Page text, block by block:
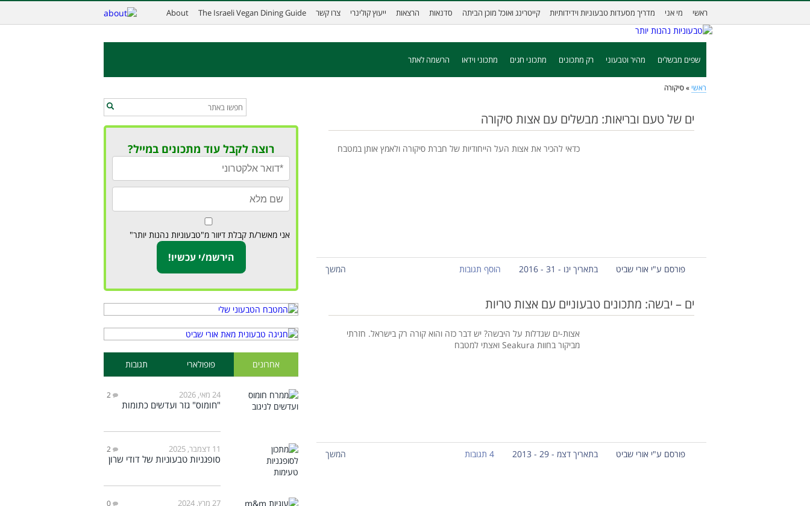
ראשי מי אני מדריך מסעדות טבעוניות וידידותיות קייטרינג ואוכל מוכן הביתה סדנאות הרצאות ייעוץ קולינרי צרו קשר The Israeli Vegan Dining Guide
About
שפים מבשלים מהיר וטבעוני רק מתכונים מתכוני חגים מתכוני וידאו הרשמה לאתר
ראשי » סיקורה
ים של טעם ובריאות: מבשלים עם אצות סיקורה
כדאי להכיר את אצות העל הייחודיות של חברת סיקורה ולאמץ אותן במטבח
פורסם ע"י אורי שביט בתאריך ינו - 31 - 2016 הוסף תגובות המשך
ים – יבשה: מתכונים טבעוניים עם אצות טריות
אצות-ים שגדלות על היבשה? יש דבר כזה והוא קורה רק בישראל. חזרתי
מביקור בחוות Seakura ואצתי למטבח
פורסם ע"י אורי שביט בתאריך דצמ - 29 - 2013 4 תגובות המשך
רוצה לקבל עוד מתכונים במייל?
אני מאשר/ת קבלת דיוור מ"טבעוניות נהנות יותר"
אחרונים פופולארי תגובות
24 מאי, 2026 2
"חומוס" גזר ועדשים כתומות
11 דצמבר, 2025 2
סופגניות טבעוניות של דודי שרון
27 מרץ, 2024 0